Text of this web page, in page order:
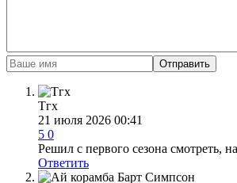
Отправить
Тгх
21 июля 2026 00:41
5 0
Решил с первого сезона смотреть,
Ответить